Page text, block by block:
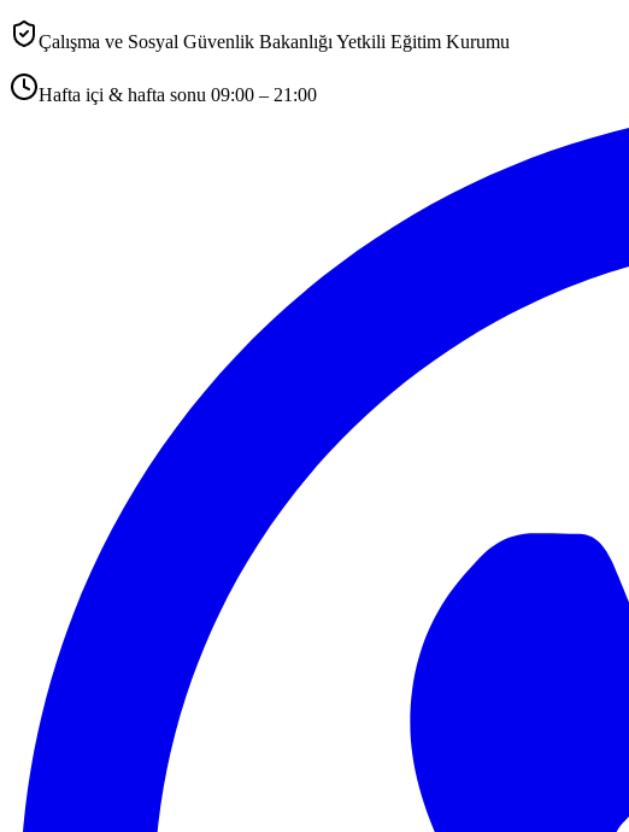
Çalışma ve Sosyal Güvenlik Bakanlığı Yetkili Eğitim Kurumu
Hafta içi & hafta sonu 09:00 – 21:00